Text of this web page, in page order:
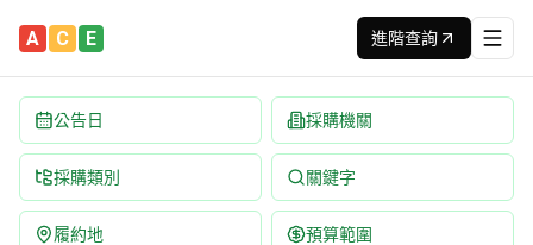
A C E 進階查詢
公告日 採購機關
採購類別 關鍵字
履約地 預算範圍